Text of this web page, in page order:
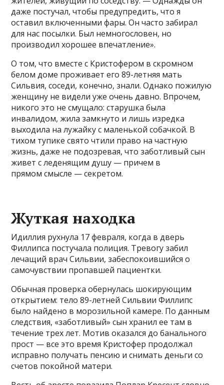
даже постучал, чтобы предупредить, что я
оставил включенными фары. Он часто забирал
для нас посылки. Был немногословен, но
производил хорошее впечатление».
О том, что вместе с Кристофером в скромном
белом доме проживает его 89-летняя мать
Сильвия, соседи, конечно, знали. Однако пожилую
женщину не видели уже очень давно. Впрочем,
никого это не смущало: старушка была
инвалидом, жила замкнуто и лишь изредка
выходила на лужайку с маленькой собачкой. В
тихом тупике свято чтили право на частную
жизнь, даже не подозревая, что заботливый сын
живет с леденящим душу — причем в
прямом смысле — секретом.
Жуткая находка
Идиллия рухнула 17 февраля, когда в дверь
Филлипса постучала полиция. Тревогу забил
лечащий врач Сильвии, забеспокоившийся о
самочувствии пропавшей пациентки.
Обычная проверка обернулась шокирующим
открытием: тело 89-летней Сильвии Филлипс
было найдено в морозильной камере. По данным
следствия, «заботливый» сын хранил ее там в
течение трех лет. Мотив оказался до банального
прост — все это время Кристофер продолжал
исправно получать пенсию и снимать деньги со
счетов покойной матери.